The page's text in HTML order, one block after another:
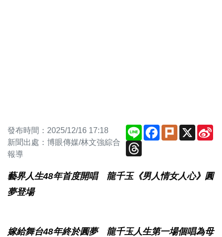
發布時間：2025/12/16 17:18
新聞出處：博眼傳媒/林文強綜合
報導
Line Facebook
PlurkX
Threads
藝界人生48年首度開唱 龍千玉《男人情女人心》圓
夢登場
嫁給舞台48年終於圓夢 龍千玉人生第一場個唱為母